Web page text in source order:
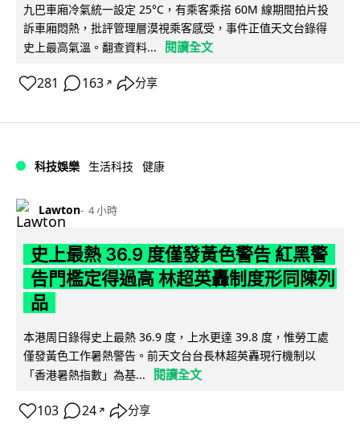
九巴車廂冷氣統一設定 25°C，有乘客乘搭 60M 線期間拍片投
訴車廂悶熱，批評管理層漠視乘客感受，事件正值天文台錄得
史上最高氣溫。翻查資料...
閱讀全文
281 163 ↗ 分享
科技娛樂 生活科技 健康
Lawton 4 小時
史上最熱 36.9 度僅發黃色警告 紅黑警
告門檻定得過高 林超英轟制度形同陳列
品
本港周日錄得史上最熱 36.9 度，上水更達 39.8 度，惟勞工處
僅發黃色工作暑熱警告。前天文台台長林超英轟現行機制以
「香港暑熱指數」為基...
閱讀全文
103 24 ↗ 分享